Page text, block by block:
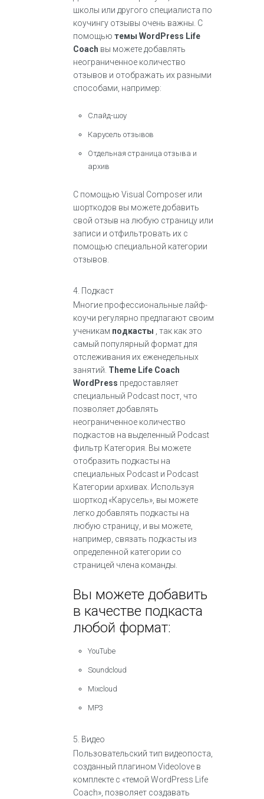
школы или другого специалиста по
коучингу отзывы очень важны. С
помощью темы WordPress Life
Coach вы можете добавлять
неограниченное количество
отзывов и отображать их разными
способами, например:
Слайд-шоу
Карусель отзывов
Отдельная страница отзыва и
архив
С помощью Visual Composer или
шорткодов вы можете добавить
свой отзыв на любую страницу или
записи и отфильтровать их с
помощью специальной категории
отзывов.
4. Подкаст
Многие профессиональные лайф-
коучи регулярно предлагают своим
ученикам подкасты , так как это
самый популярный формат для
отслеживания их еженедельных
занятий. Theme Life Coach
WordPress предоставляет
специальный Podcast пост, что
позволяет добавлять
неограниченное количество
подкастов на выделенный Podcast
фильтр Категория. Вы можете
отобразить подкасты на
специальных Podcast и Podcast
Категории архивах. Используя
шорткод «Карусель», вы можете
легко добавлять подкасты на
любую страницу, и вы можете,
например, связать подкасты из
определенной категории со
страницей члена команды.
Вы можете добавить
в качестве подкаста
любой формат:
YouTube
Soundcloud
Mixcloud
MP3
5. Видео
Пользовательский тип видеопоста,
созданный плагином Videolove в
комплекте с «темой WordPress Life
Coach», позволяет создавать